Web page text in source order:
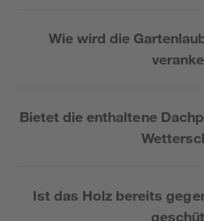
Wie wird die
Bietet die enthaltene
Ist das Holz bereits